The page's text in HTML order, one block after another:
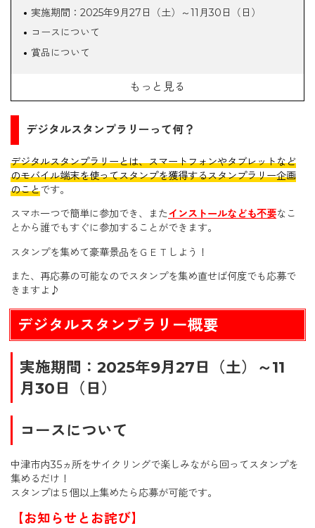
実施期間：2025年9月27日（土）～11月30日（日）
コースについて
賞品について
サイクリングフォトコンも同時開催します！
【先着100名様限定】スタンプ画面提示で特製メイプル丸
ぼうろをプレゼントします！（受取場所：禅海茶屋）
同時開催→旧耶馬渓鉄道廃線50周年記念企画
もっと見る
デジタルスタンプラリーって何？
デジタルスタンプラリーとは、スマートフォンやタブレットなど
のモバイル端末を使ってスタンプを獲得するスタンプラリー企画
のことです。
スマホ一つで簡単に参加でき、またインストールなども不要なこ
とから誰でもすぐに参加することができます。
スタンプを集めて豪華景品をＧＥＴしよう！
また、再応募の可能なのでスタンプを集め直せば何度でも応募で
きますよ♪
デジタルスタンプラリー概要
実施期間：2025年9月27日（土）～11
月30日（日）
コースについて
中津市内35ヵ所をサイクリングで楽しみながら回ってスタンプを
集めるだけ！
スタンプは５個以上集めたら応募が可能です。
【お知らせとお詫び】